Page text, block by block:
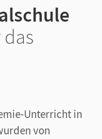
Unterricht in
von